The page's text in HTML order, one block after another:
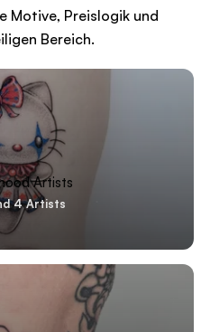
Motive, Preislogik und
Bereich.
Artists
4 Artists